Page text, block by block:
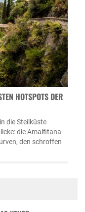
HOTSPOTS DER A
die Steilküste
die Amalfitana
den schroffen